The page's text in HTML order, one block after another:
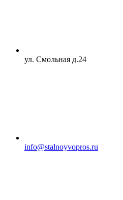
ул. Смольная д.24
info@stalnoyvopros.ru